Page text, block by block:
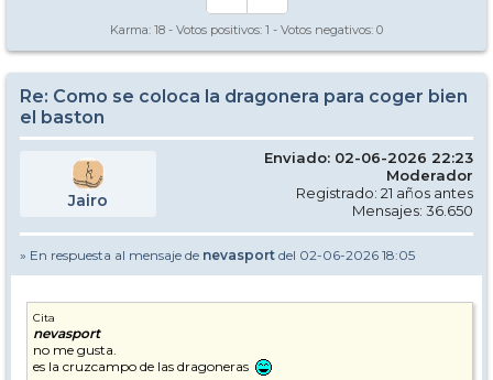
Karma: 18 - Votos positivos: 1 - Votos negativos: 0
Re: Como se coloca la dragonera para coger bien
el baston
Jairo
Enviado: 02-06-2026 22:23
Moderador
Registrado: 21 años antes
Mensajes: 36.650
» En respuesta al mensaje de nevasport del 02-06-2026 18:05
Cita
nevasport
no me gusta.
es la cruzcampo de las dragoneras